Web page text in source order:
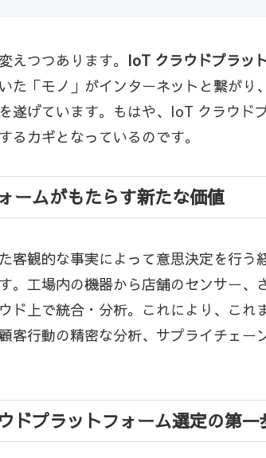
つつあります。 IoT クラウドプラッ
た「モノ」がインターネットと繋が
げています。もはや、IoT クラウド
カギとなっているのです。
ームがもたらす新たな価値
観的な事実によって意思決定を行
工場内の機器から店舗のセンサー
上で統合・分析。これにより、こ
行動の精密な分析、サプライチェ
ドプラットフォーム選定の第一